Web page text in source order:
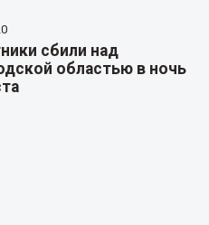
сбили над
областью в ночь